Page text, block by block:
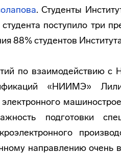
. Студенты
поступило три
88% студентов
по взаимодействию с
«НИИМЭ»
подготовки
направлению очень